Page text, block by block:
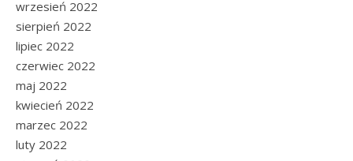
wrzesień 2022
sierpień 2022
lipiec 2022
czerwiec 2022
maj 2022
kwiecień 2022
marzec 2022
luty 2022